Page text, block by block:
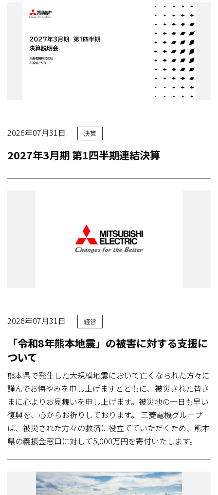
2026年07月31日 決算
2027年3月期 第1四半期連結決算
2026年07月31日 経営
「令和8年熊本地震」の被害に対する支援に
ついて
熊本県で発生した大規模地震において亡くなられた方々に
謹んでお悔やみを申し上げますとともに、被災された皆さ
まに心よりお見舞いを申し上げます。被災地の一日も早い
復興を、心からお祈りしております。 三菱電機グループ
は、被災された方々の救済に役立てていただくため、熊本
県の義援金窓口に対して5,000万円を寄付いたします。